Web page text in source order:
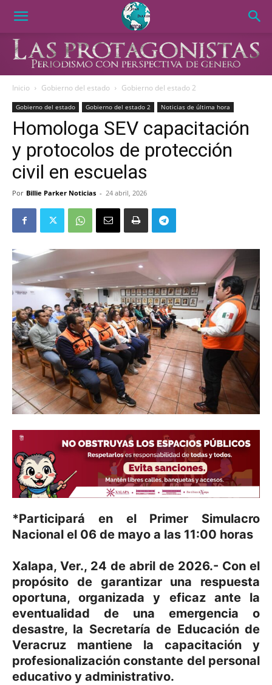
Inicio Gobierno del estado Gobierno del estado 2
Gobierno del estado Gobierno del estado 2 Noticias de última hora
Homologa SEV capacitación
y protocolos de protección
civil en escuelas
Por Billie Parker Noticias - 24 abril, 2026
*Participará en el Primer Simulacro
Nacional el 06 de mayo a las 11:00 horas
Xalapa, Ver., 24 de abril de 2026.- Con el
propósito de garantizar una respuesta
oportuna, organizada y eficaz ante la
eventualidad de una emergencia o
desastre, la Secretaría de Educación de
Veracruz mantiene la capacitación y
profesionalización constante del personal
educativo y administrativo.